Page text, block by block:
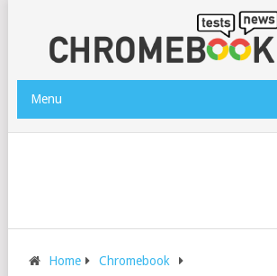
Menu
Home
Chromebook